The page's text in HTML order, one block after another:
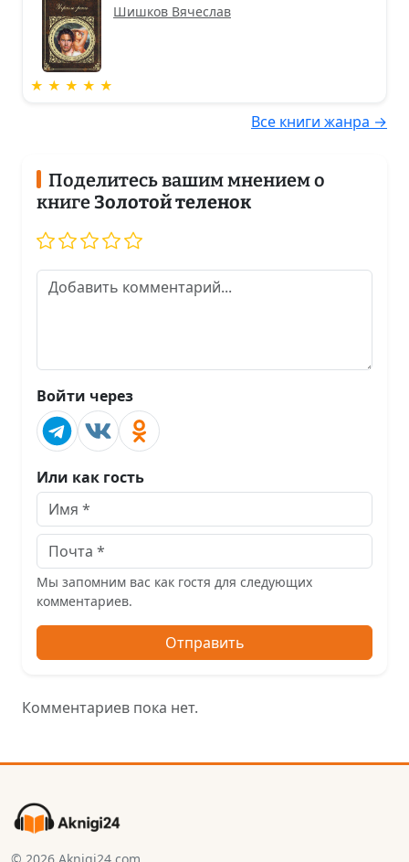
★ ★ ★ ★ ★
Шишков Вячеслав
Все книги жанра →
Поделитесь вашим мнением о
книгеЗолотой теленок
Войти через
Или как гость
Мы запомним вас как гостя для следующих
комментариев.
Отправить
Комментариев пока нет.